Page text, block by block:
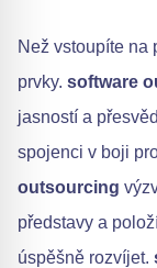
Než vstoupíte na
prvky. software
jasností a
spojenci v boji
outsourcing
představy a
úspěšně rozvíjet.